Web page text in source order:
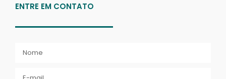
ENTRE EM CONTATO